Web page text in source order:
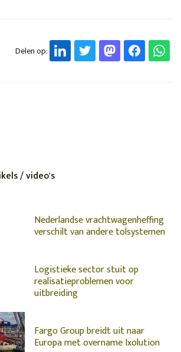
Delen op:
/ video's
Nederlandse vrachtwagenheffing
verschilt van andere tolsystemen
Logistieke sector stuit op
realisatieproblemen voor
uitbreiding
Fargo Group breidt uit naar
Europa met overname Ixolution